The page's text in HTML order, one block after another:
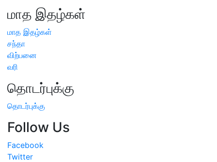
மாத இதழ்கள்
மாத இதழ்கள்
சந்தா
விற்பனை
வரி
தொடர்புக்கு
தொடர்புக்கு
Follow Us
Facebook
Twitter